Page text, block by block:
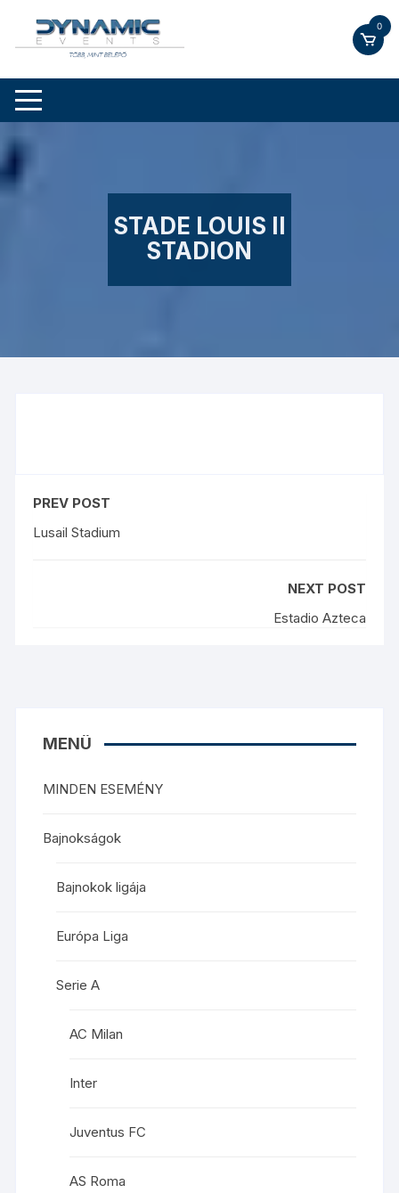
content
0
STADE LOUIS II
STADION
PREV POST
Lusail Stadium
NEXT POST
Estadio Azteca
MENÜ
MINDEN ESEMÉNY
Bajnokságok
Bajnokok ligája
Európa Liga
Serie A
AC Milan
Inter
Juventus FC
AS Roma